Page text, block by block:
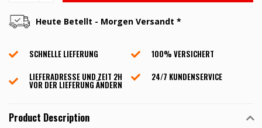
Heute Betellt - Morgen Versandt *
SCHNELLE LIEFERUNG
100% VERSICHERT
LIEFERADRESSE UND ZEIT 2H
VOR DER LIEFERUNG ÄNDERN
24/7 KUNDENSERVICE
Product Description